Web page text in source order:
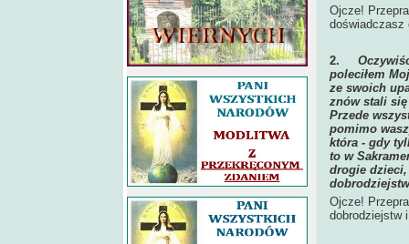
Ojcze!
doświadczasz
2.
poleciłem
ze swoich
znów stali się
Przede
pomimo
która - gdy
to w
drogie
Ojcze!
dobrodziejstw